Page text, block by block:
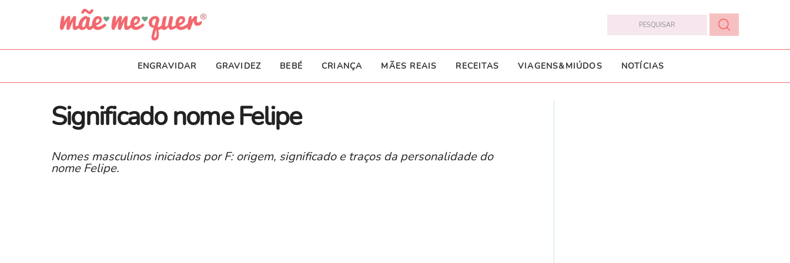
ENGRAVIDAR GRAVIDEZ BEBÉ CRIANÇA MÃES REAIS RECEITAS VIAGENS&MIÚDOS NOTÍCIAS
Significado nome Felipe
Nomes masculinos iniciados por F: origem, significado e traços da personalidade do
nome Felipe.